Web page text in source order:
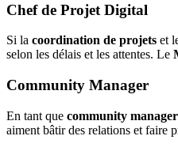
Chef de Projet Digital
Si la coordination de projets et
selon les délais et les attentes. Le
Community Manager
En tant que community manager
aiment bâtir des relations et faire